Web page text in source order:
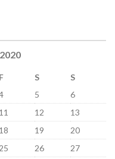
F S
S
5
6
11 12
13
18 19
20
26
27